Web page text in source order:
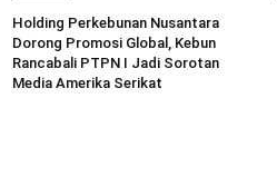
Holding Perkebunan Nusantara
Dorong Promosi Global, Kebun
Rancabali PTPN I Jadi Sorotan
Media Amerika Serikat